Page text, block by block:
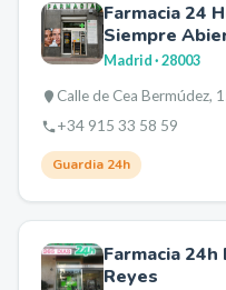
Farmacia 24
Siempre
Madrid· 28003
Calle de Cea Bermúdez,
+34 915 33 58 59
Guardia 24h
Farmacia
Reyes